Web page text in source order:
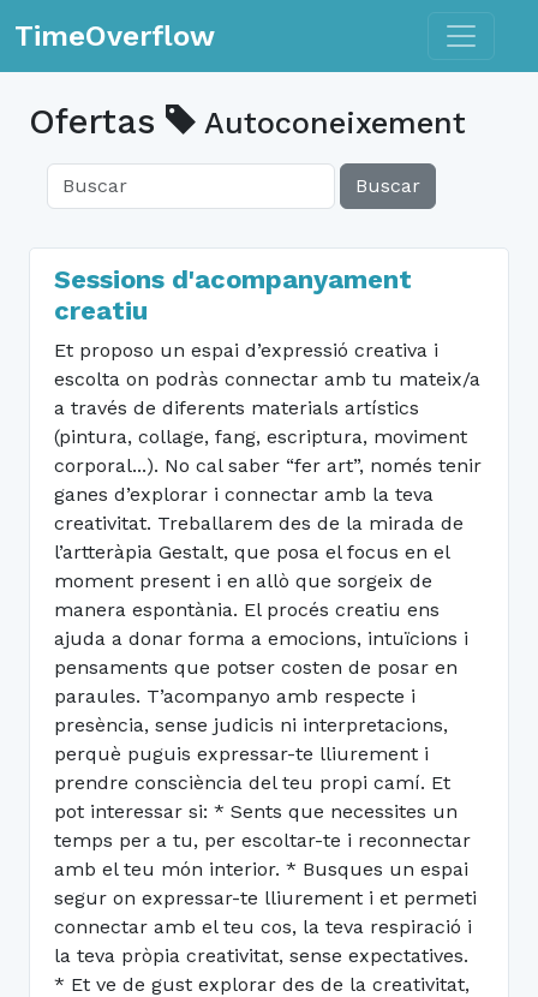
TimeOverflow Toggle
Ofertas Autoconeixement
Buscar
Sessions d'acompanyament
creatiu
Et proposo un espai d’expressió creativa i
escolta on podràs connectar amb tu mateix/a
a través de diferents materials artístics
(pintura, collage, fang, escriptura, moviment
corporal...). No cal saber “fer art”, només tenir
ganes d’explorar i connectar amb la teva
creativitat. Treballarem des de la mirada de
l’artteràpia Gestalt, que posa el focus en el
moment present i en allò que sorgeix de
manera espontània. El procés creatiu ens
ajuda a donar forma a emocions, intuïcions i
pensaments que potser costen de posar en
paraules. T’acompanyo amb respecte i
presència, sense judicis ni interpretacions,
perquè puguis expressar-te lliurement i
prendre consciència del teu propi camí. Et
pot interessar si: * Sents que necessites un
temps per a tu, per escoltar-te i reconnectar
amb el teu món interior. * Busques un espai
segur on expressar-te lliurement i et permeti
connectar amb el teu cos, la teva respiració i
la teva pròpia creativitat, sense expectatives.
* Et ve de gust explorar des de la creativitat,